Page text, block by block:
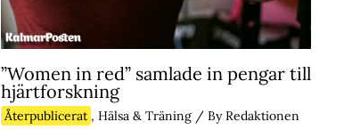
”Women in red” samlade in pengar till
hjärtforskning
Återpublicerat , Hälsa & Träning/ ByRedaktionen